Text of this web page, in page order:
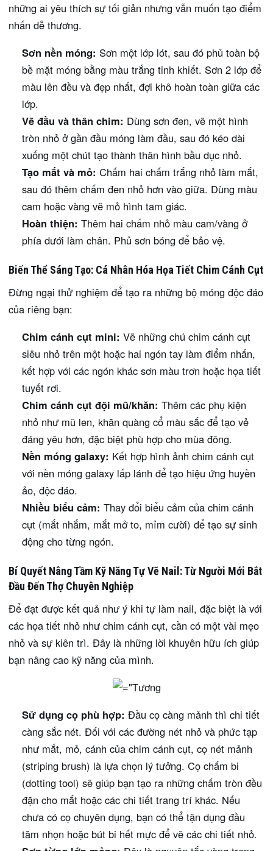
những ai yêu thích sự tối giản nhưng vẫn muốn tạo điểm
nhấn dễ thương.
Sơn nền móng: Sơn một lớp lót, sau đó phủ toàn bộ
bề mặt móng bằng màu trắng tinh khiết. Sơn 2 lớp để
màu lên đều và đẹp nhất, đợi khô hoàn toàn giữa các
lớp.
Vẽ đầu và thân chim: Dùng sơn đen, vẽ một hình
tròn nhỏ ở gần đầu móng làm đầu, sau đó kéo dài
xuống một chút tạo thành thân hình bầu dục nhỏ.
Tạo mắt và mỏ: Chấm hai chấm trắng nhỏ làm mắt,
sau đó thêm chấm đen nhỏ hơn vào giữa. Dùng màu
cam hoặc vàng vẽ mỏ hình tam giác.
Hoàn thiện: Thêm hai chấm nhỏ màu cam/vàng ở
phía dưới làm chân. Phủ sơn bóng để bảo vệ.
Biến Thể Sáng Tạo: Cá Nhân Hóa Họa Tiết Chim Cánh Cụt
Đừng ngại thử nghiệm để tạo ra những bộ móng độc đáo
của riêng bạn:
Chim cánh cụt mini: Vẽ những chú chim cánh cụt
siêu nhỏ trên một hoặc hai ngón tay làm điểm nhấn,
kết hợp với các ngón khác sơn màu trơn hoặc họa tiết
tuyết rơi.
Chim cánh cụt đội mũ/khăn: Thêm các phụ kiện
nhỏ như mũ len, khăn quàng cổ màu sắc để tạo vẻ
đáng yêu hơn, đặc biệt phù hợp cho mùa đông.
Nền móng galaxy: Kết hợp hình ảnh chim cánh cụt
với nền móng galaxy lấp lánh để tạo hiệu ứng huyền
ảo, độc đáo.
Nhiều biểu cảm: Thay đổi biểu cảm của chim cánh
cụt (mắt nhắm, mắt mở to, mỉm cười) để tạo sự sinh
động cho từng ngón.
Bí Quyết Nâng Tầm Kỹ Năng Tự Vẽ Nail: Từ Người Mới Bắt
Đầu Đến Thợ Chuyên Nghiệp
Để đạt được kết quả như ý khi tự làm nail, đặc biệt là với
các họa tiết nhỏ như chim cánh cụt, cần có một vài mẹo
nhỏ và sự kiên trì. Đây là những lời khuyên hữu ích giúp
bạn nâng cao kỹ năng của mình.
Sử dụng cọ phù hợp: Đầu cọ càng mảnh thì chi tiết
càng sắc nét. Đối với các đường nét nhỏ và phức tạp
như mắt, mỏ, cánh của chim cánh cụt, cọ nét mảnh
(striping brush) là lựa chọn lý tưởng. Cọ chấm bi
(dotting tool) sẽ giúp bạn tạo ra những chấm tròn đều
đặn cho mắt hoặc các chi tiết trang trí khác. Nếu
chưa có cọ chuyên dụng, bạn có thể tận dụng đầu
tăm nhọn hoặc bút bi hết mực để vẽ các chi tiết nhỏ.